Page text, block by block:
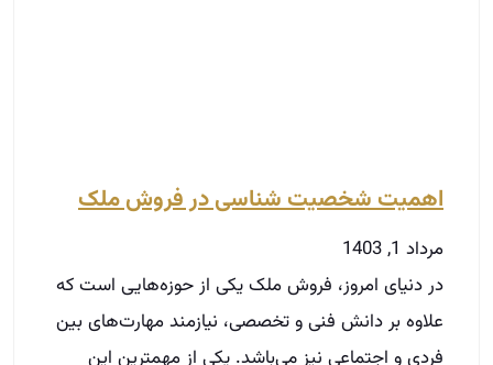
اهمیت شخصیت شناسی در فروش ملک
مرداد 1, 1403
در دنیای امروز، فروش ملک یکی از حوزه‌هایی است که
علاوه بر دانش فنی و تخصصی، نیازمند مهارت‌های بین
فردی و اجتماعی نیز می‌باشد. یکی از مهمترین این